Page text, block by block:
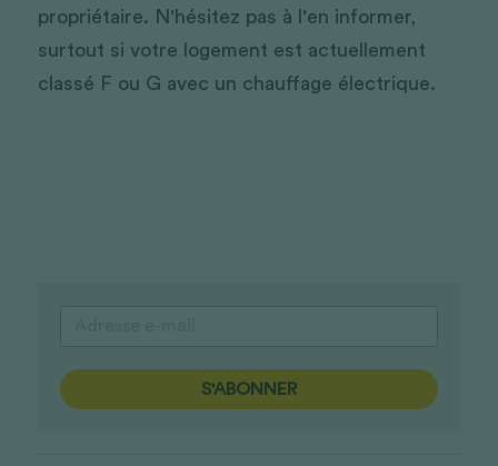
propriétaire. N'hésitez pas à l'en informer,
surtout si votre logement est actuellement
classé F ou G avec un chauffage électrique.
S'ABONNER